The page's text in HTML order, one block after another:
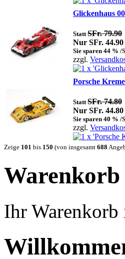
Glickenhaus
Statt SFr. 79.90
Nur SFr. 44.90
Sie sparen 44 % /
zzgl.
Porsche
Statt SFr. 74.80
Nur SFr. 44.80
Sie sparen 40 % /
zzgl.
Zeige 101 bis 150 (von insgesamt 688
Warenkorb
Ihr Warenkorb